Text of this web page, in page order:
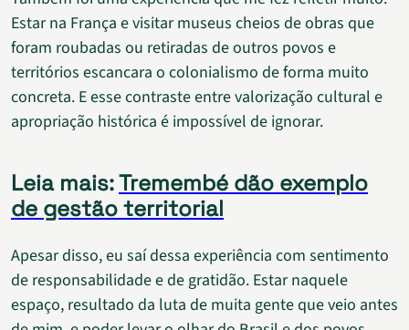
Estar na França e visitar museus cheios de obras que
foram roubadas ou retiradas de outros povos e
territórios escancara o colonialismo de forma muito
concreta. E esse contraste entre valorização cultural e
apropriação histórica é impossível de ignorar.
Leia mais:Tremembé dão exemplo
de gestão territorial
Apesar disso, eu saí dessa experiência com sentimento
de responsabilidade e de gratidão. Estar naquele
espaço, resultado da luta de muita gente que veio antes